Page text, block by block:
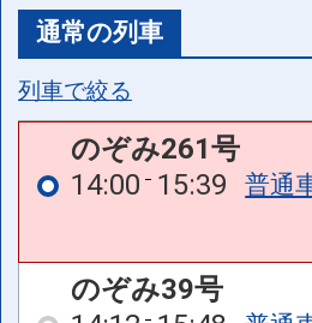
通常の列車
列車で絞る
のぞみ261号
14:00 15:39 普通
のぞみ39号